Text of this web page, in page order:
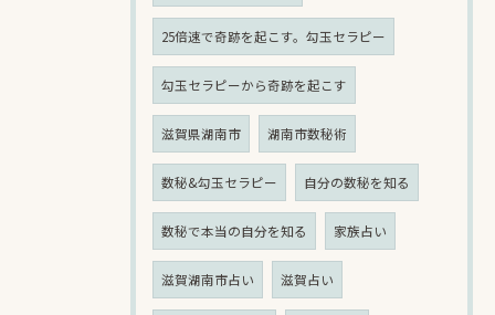
25倍速で奇跡を起こす。勾玉セラピー
勾玉セラピーから奇跡を起こす
滋賀県湖南市 湖南市数秘術
数秘&勾玉セラピー 自分の数秘を知る
数秘で本当の自分を知る 家族占い
滋賀湖南市占い 滋賀占い